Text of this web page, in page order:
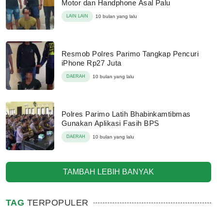
Motor dan Handphone Asal Palu
LAIN LAIN 10 bulan yang lalu
Resmob Polres Parimo Tangkap Pencuri
iPhone Rp27 Juta
DAERAH 10 bulan yang lalu
Polres Parimo Latih Bhabinkamtibmas
Gunakan Aplikasi Fasih BPS
DAERAH 10 bulan yang lalu
TAMBAH LEBIH BANYAK
TAG TERPOPULER